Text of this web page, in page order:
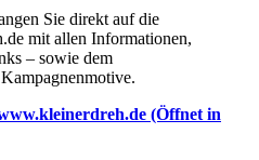
Sie direkt auf die
mit allen Informationen,
– sowie dem
(Öffnet in